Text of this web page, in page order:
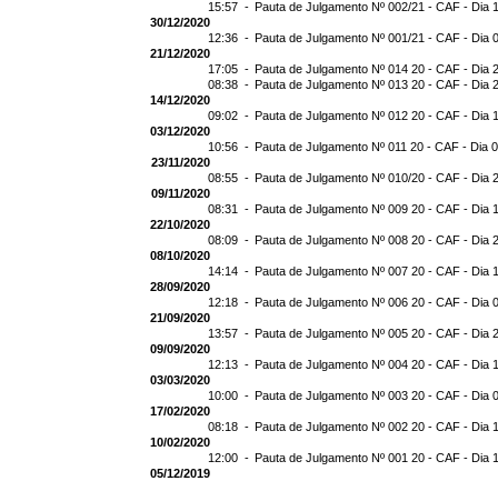
15:57 - Pauta de Julgamento Nº 002/21 - CAF - Dia
30/12/2020
12:36 - Pauta de Julgamento Nº 001/21 - CAF - Dia
21/12/2020
17:05 - Pauta de Julgamento Nº 014 20 - CAF - Dia
08:38 - Pauta de Julgamento Nº 013 20 - CAF - Dia
14/12/2020
09:02 - Pauta de Julgamento Nº 012 20 - CAF - Dia
03/12/2020
10:56 - Pauta de Julgamento Nº 011 20 - CAF - Dia
23/11/2020
08:55 - Pauta de Julgamento Nº 010/20 - CAF - Dia
09/11/2020
08:31 - Pauta de Julgamento Nº 009 20 - CAF - Dia
22/10/2020
08:09 - Pauta de Julgamento Nº 008 20 - CAF - Dia
08/10/2020
14:14 - Pauta de Julgamento Nº 007 20 - CAF - Dia
28/09/2020
12:18 - Pauta de Julgamento Nº 006 20 - CAF - Dia
21/09/2020
13:57 - Pauta de Julgamento Nº 005 20 - CAF - Dia
09/09/2020
12:13 - Pauta de Julgamento Nº 004 20 - CAF - Dia
03/03/2020
10:00 - Pauta de Julgamento Nº 003 20 - CAF - Dia
17/02/2020
08:18 - Pauta de Julgamento Nº 002 20 - CAF - Dia
10/02/2020
12:00 - Pauta de Julgamento Nº 001 20 - CAF - Dia
05/12/2019